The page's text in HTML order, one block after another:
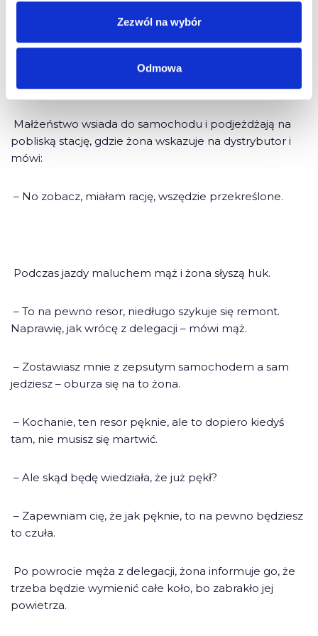
Zezwól na wybór
Odmowa
– Nie jeździłam, bo nigdzie nie ma benzyny
bezołowiowej. Jak nie wierzysz, to możemy pojechać i
sprawdzić – odpowiada zdziwionemu mężowi żona.
Małżeństwo wsiada do samochodu i podjeżdżają na
pobliską stację, gdzie żona wskazuje na dystrybutor i
mówi:
– No zobacz, miałam rację, wszędzie przekreślone.
Podczas jazdy maluchem mąż i żona słyszą huk.
– To na pewno resor, niedługo szykuje się remont.
Naprawię, jak wrócę z delegacji – mówi mąż.
– Zostawiasz mnie z zepsutym samochodem a sam
jedziesz – oburza się na to żona.
– Kochanie, ten resor pęknie, ale to dopiero kiedyś
tam, nie musisz się martwić.
– Ale skąd będę wiedziała, że już pękł?
– Zapewniam cię, że jak pęknie, to na pewno będziesz
to czuła.
Po powrocie męża z delegacji, żona informuje go, że
trzeba będzie wymienić całe koło, bo zabrakło jej
powietrza.